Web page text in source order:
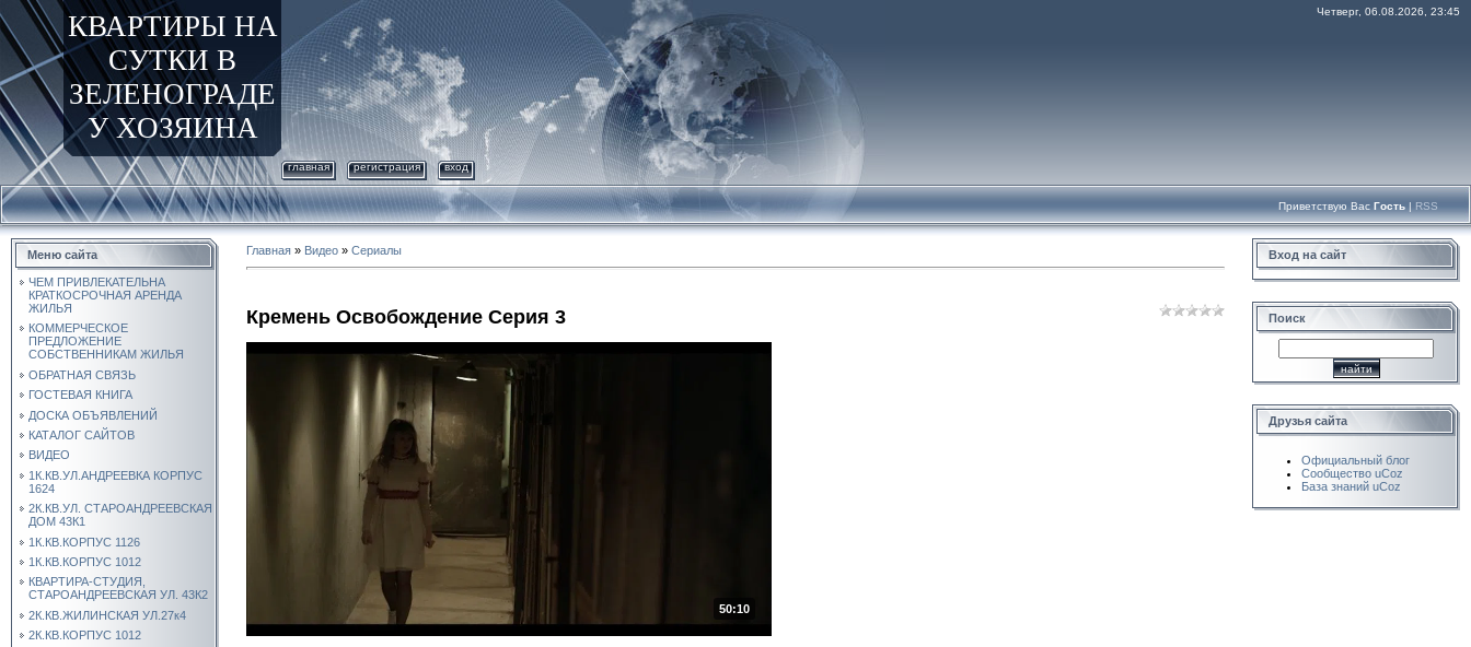
КВАРТИРЫ НА
СУТКИ В
ЗЕЛЕНОГРАДЕ
У ХОЗЯИНА
Четверг, 06.08.2026, 23:45
главная регистрация вход
Приветствую Вас Гость | RSS
Меню сайта
ЧЕМ ПРИВЛЕКАТЕЛЬНА
КРАТКОСРОЧНАЯ АРЕНДА
ЖИЛЬЯ
КОММЕРЧЕСКОЕ
ПРЕДЛОЖЕНИЕ
СОБСТВЕННИКАМ ЖИЛЬЯ
ОБРАТНАЯ СВЯЗЬ
ГОСТЕВАЯ КНИГА
ДОСКА ОБЪЯВЛЕНИЙ
КАТАЛОГ САЙТОВ
ВИДЕО
1К.КВ.УЛ.АНДРЕЕВКА КОРПУС
1624
2К.КВ.УЛ. СТАРОАНДРЕЕВСКАЯ
ДОМ 43К1
1К.КВ.КОРПУС 1126
1К.КВ.КОРПУС 1012
КВАРТИРА-СТУДИЯ,
СТАРОАНДРЕЕВСКАЯ УЛ. 43К2
2К.КВ.ЖИЛИНСКАЯ УЛ.27к4
2К.КВ.КОРПУС 1012
Главная » Видео » Сериалы
Кремень Освобождение Серия 3
50:10
Вход на сайт
Поиск
Друзья сайта
Официальный блог
Сообщество uCoz
База знаний uCoz